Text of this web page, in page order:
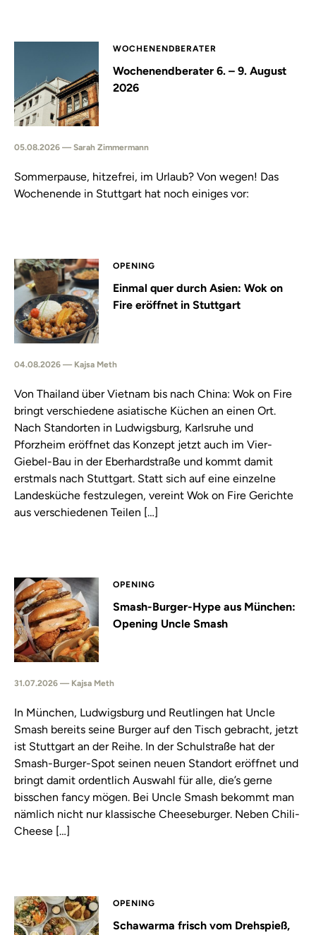
WOCHENENDBERATER
Wochenendberater 6. – 9. August
2026
05.08.2026 — Sarah Zimmermann
Sommerpause, hitzefrei, im Urlaub? Von wegen! Das
Wochenende in Stuttgart hat noch einiges vor:
OPENING
Einmal quer durch Asien: Wok on
Fire eröffnet in Stuttgart
04.08.2026 — Kajsa Meth
Von Thailand über Vietnam bis nach China: Wok on Fire
bringt verschiedene asiatische Küchen an einen Ort.
Nach Standorten in Ludwigsburg, Karlsruhe und
Pforzheim eröffnet das Konzept jetzt auch im Vier-
Giebel-Bau in der Eberhardstraße und kommt damit
erstmals nach Stuttgart. Statt sich auf eine einzelne
Landesküche festzulegen, vereint Wok on Fire Gerichte
aus verschiedenen Teilen […]
OPENING
Smash-Burger-Hype aus München:
Opening Uncle Smash
31.07.2026 — Kajsa Meth
In München, Ludwigsburg und Reutlingen hat Uncle
Smash bereits seine Burger auf den Tisch gebracht, jetzt
ist Stuttgart an der Reihe. In der Schulstraße hat der
Smash-Burger-Spot seinen neuen Standort eröffnet und
bringt damit ordentlich Auswahl für alle, die’s gerne
bisschen fancy mögen. Bei Uncle Smash bekommt man
nämlich nicht nur klassische Cheeseburger. Neben Chili-
Cheese […]
OPENING
Schawarma frisch vom Drehspieß,